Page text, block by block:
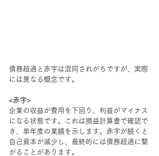
債務超過と赤字は混同されがちですが、実際
には異なる概念です。
<赤字>
企業の収益が費用を下回り、利益がマイナス
になる状態です。これは損益計算書で確認で
き、単年度の業績を示します。赤字が続くと
自己資本が減少し、最終的には債務超過に繋
がることがあります。